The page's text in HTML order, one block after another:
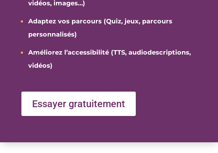
vidéos, images…)
Adaptez vos parcours (Quiz, jeux, parcours
personnalisés)
Améliorez l’accessibilité (TTS, audiodescriptions,
vidéos)
Essayer gratuitement